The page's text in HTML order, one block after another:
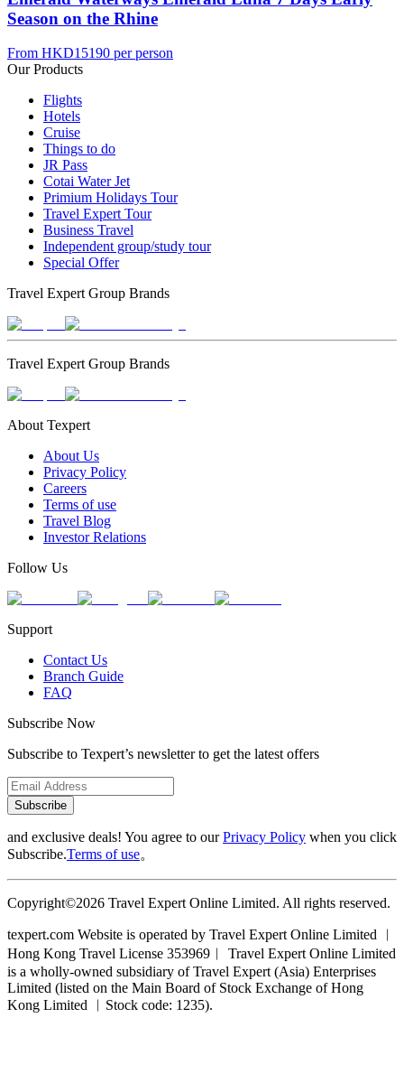
Season on the Rhine
From HKD15190 per person
Our Products
Flights
Hotels
Cruise
Things to do
JR Pass
Cotai Water Jet
Primium Holidays Tour
Travel Expert Tour
Business Travel
Independent group/study tour
Special Offer
Travel Expert Group Brands
Travel Expert Group Brands
About Texpert
About Us
Privacy Policy
Careers
Terms of use
Travel Blog
Investor Relations
Follow Us
Support
Contact Us
Branch Guide
FAQ
Subscribe Now
Subscribe to Texpert’s newsletter to get the latest offers
Subscribe
and exclusive deals! You agree to ourPrivacy Policy when you click
Subscribe.Terms of use。
Copyright©2026 Travel Expert Online Limited. All rights reserved.
texpert.com Website is operated by Travel Expert Online Limited ︱
Hong Kong Travel License 353969︱ Travel Expert Online Limited
is a wholly-owned subsidiary of Travel Expert (Asia) Enterprises
Limited (listed on the Main Board of Stock Exchange of Hong
Kong Limited ︱Stock code: 1235).